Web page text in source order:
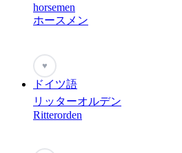
horsemen
ホースメン
♥
ドイツ語
リッターオルデン
Ritterorden